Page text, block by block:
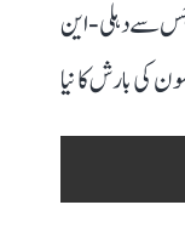
سے دہلی-این
کی بارش کا نیا